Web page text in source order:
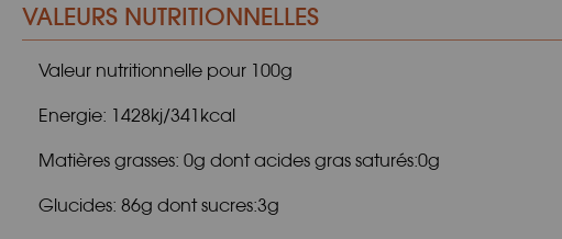
VALEURS NUTRITIONNELLES
Valeur nutritionnelle pour 100g
Energie: 1428kj/341kcal
Matières grasses: 0g dont acides gras saturés:0g
Glucides: 86g dont sucres:3g